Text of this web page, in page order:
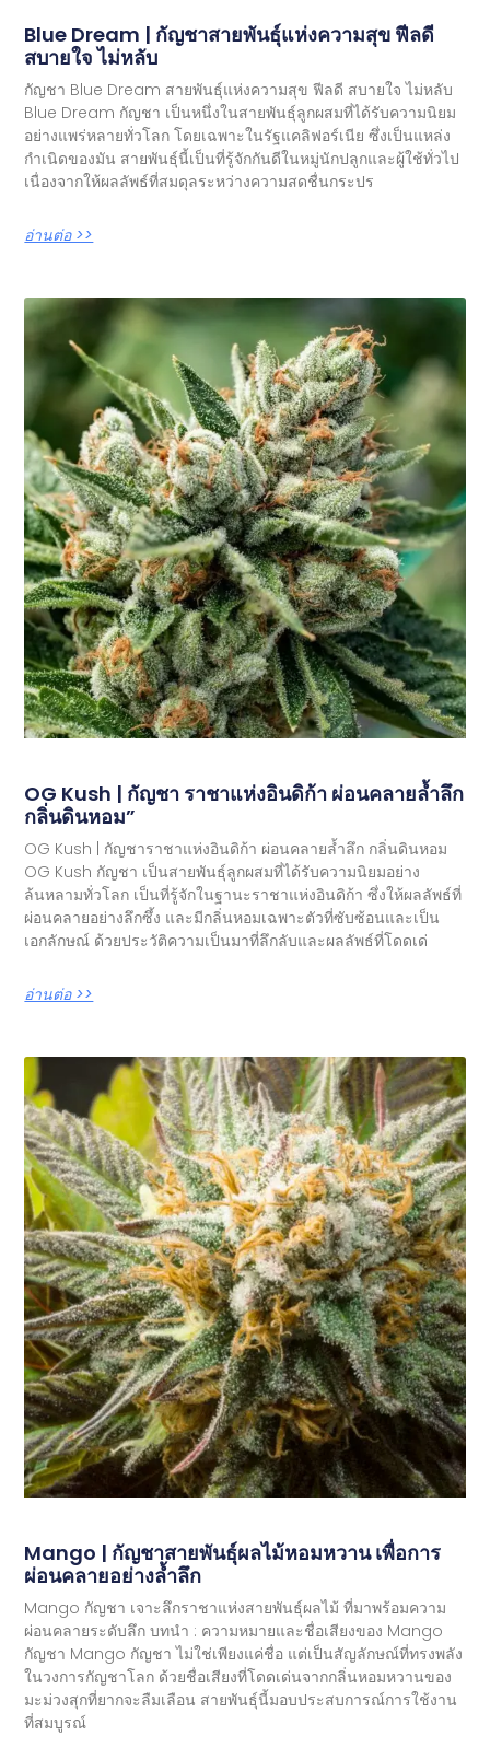
Blue Dream | กัญชาสายพันธุ์แห่งความสุข ฟีลดี
สบายใจ ไม่หลับ
กัญชา Blue Dream สายพันธุ์แห่งความสุข ฟีลดี สบายใจ ไม่หลับ
Blue Dream กัญชา เป็นหนึ่งในสายพันธุ์ลูกผสมที่ได้รับความนิยม
อย่างแพร่หลายทั่วโลก โดยเฉพาะในรัฐแคลิฟอร์เนีย ซึ่งเป็นแหล่ง
กำเนิดของมัน สายพันธุ์นี้เป็นที่รู้จักกันดีในหมู่นักปลูกและผู้ใช้ทั่วไป
เนื่องจากให้ผลลัพธ์ที่สมดุลระหว่างความสดชื่นกระปร
อ่านต่อ >>
OG Kush | กัญชา ราชาแห่งอินดิก้า ผ่อนคลายล้ำลึก
กลิ่นดินหอม”
OG Kush | กัญชาราชาแห่งอินดิก้า ผ่อนคลายล้ำลึก กลิ่นดินหอม
OG Kush กัญชา เป็นสายพันธุ์ลูกผสมที่ได้รับความนิยมอย่าง
ล้นหลามทั่วโลก เป็นที่รู้จักในฐานะราชาแห่งอินดิก้า ซึ่งให้ผลลัพธ์ที่
ผ่อนคลายอย่างลึกซึ้ง และมีกลิ่นหอมเฉพาะตัวที่ซับซ้อนและเป็น
เอกลักษณ์ ด้วยประวัติความเป็นมาที่ลึกลับและผลลัพธ์ที่โดดเด่
อ่านต่อ >>
Mango | กัญชาสายพันธุ์ผลไม้หอมหวาน เพื่อการ
ผ่อนคลายอย่างล้ำลึก
Mango กัญชา เจาะลึกราชาแห่งสายพันธุ์ผลไม้ ที่มาพร้อมความ
ผ่อนคลายระดับลึก บทนำ : ความหมายและชื่อเสียงของ Mango
กัญชา Mango กัญชา ไม่ใช่เพียงแค่ชื่อ แต่เป็นสัญลักษณ์ที่ทรงพลัง
ในวงการกัญชาโลก ด้วยชื่อเสียงที่โดดเด่นจากกลิ่นหอมหวานของ
มะม่วงสุกที่ยากจะลืมเลือน สายพันธุ์นี้มอบประสบการณ์การใช้งาน
ที่สมบูรณ์